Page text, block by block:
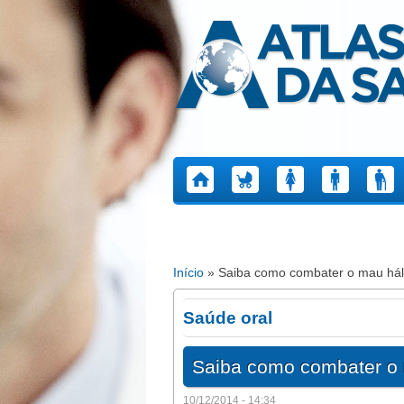
Atlas da Saúde
Está aqui
Início » Saiba como combater o mau
Saúde oral
Saiba como combater o
10/12/2014 - 14:34